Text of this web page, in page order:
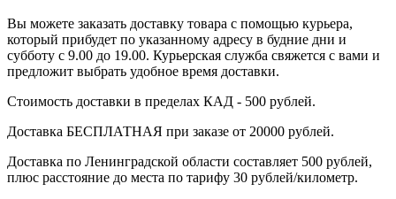
Вы можете заказать доставку товара с помощью курьера,
который прибудет по указанному адресу в будние дни и
субботу с 9.00 до 19.00. Курьерская служба свяжется с вами и
предложит выбрать удобное время доставки.
Стоимость доставки в пределах КАД - 500 рублей.
Доставка БЕСПЛАТНАЯ при заказе от 20000 рублей.
Доставка по Ленинградской области составляет 500 рублей,
плюс расстояние до места по тарифу 30 рублей/километр.